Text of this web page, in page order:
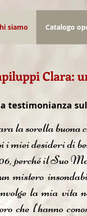
siamo Catalogo
Clara:
testimonianza
la sorella buona
i miei desideri di
perché il Suo
mistero
la mia vita
che l'hanno